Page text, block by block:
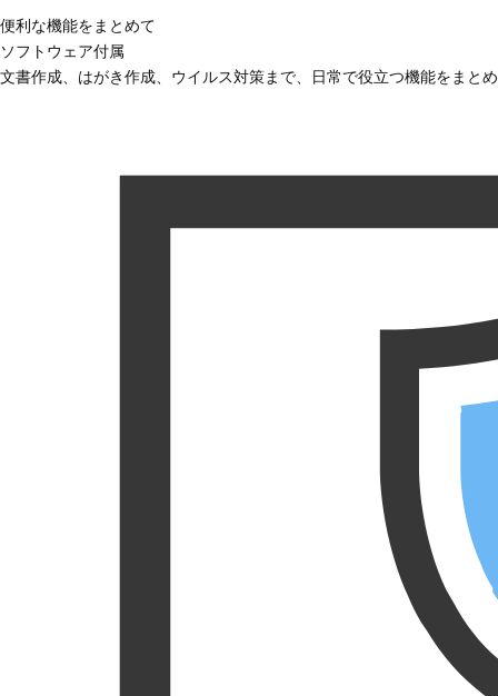
便利な機能をまとめて
ソフトウェア付属
文書作成、はがき作成、ウイルス対策まで、日常で役立つ機能をまと